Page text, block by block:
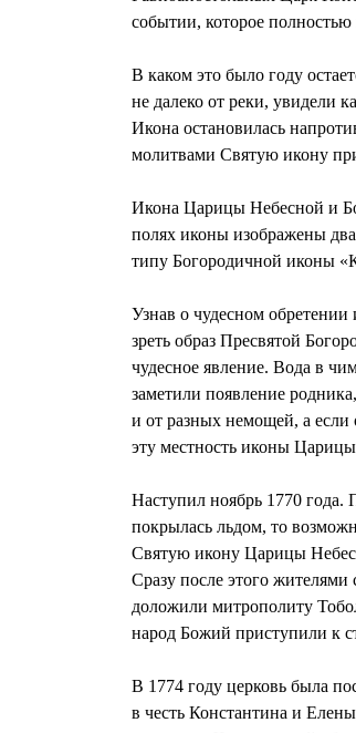
событии, которое
В каком это было году
не далеко от реки, увидели
Икона остановилась
молитвами Святую икону
Икона Царицы Небесной и
полях иконы изображены
типу Богородичной иконы
Узнав о чудесном
зреть образ Пресвятой
чудесное явление. Вода в
заметили появление
и от разных немощей, а если
эту местность иконы
Наступил ноябрь 1770 года.
покрылась льдом, то
Святую икону Царицы
Сразу после этого
доложили митрополиту
народ Божий приступили к
В 1774 году церковь была
в честь Константина и